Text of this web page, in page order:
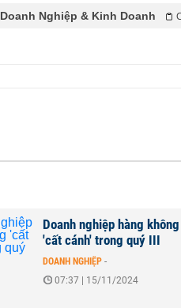
Doanh Nghiệp & Kinh Doanh
Doanh nghiệp hàng không
'cất cánh' trong quý III
DOANH NGHIỆP -
07:37 | 15/11/2024